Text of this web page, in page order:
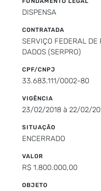
DISPENSA
CONTRATADA
SERVIÇO FEDERAL DE
DADOS (SERPRO)
CPF/CNPJ
33.683.111/0002-80
VIGÊNCIA
23/02/2018 à 22/02/
SITUAÇÃO
ENCERRADO
VALOR
R$ 1.800.000,00
OBJETO